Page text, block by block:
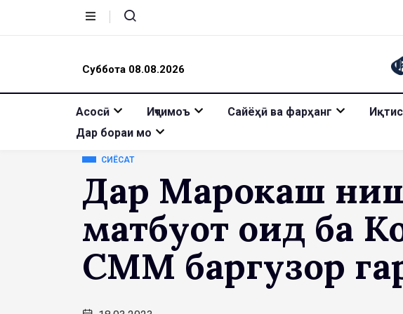
Суббота 08.08.2026
Асосӣ Иҷтимоъ Сайёҳӣ ва фарҳанг
Дар бораи мо
СИЁСАТ
Дар Марокаш
матбуотӣ оид ба
СММ баргузор